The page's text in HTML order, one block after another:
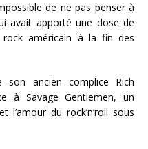
de ne pas penser à
avait apporté une dose de
américain à la fin des
son ancien complice Rich
à Savage Gentlemen, un
l’amour du rock’n’roll sous